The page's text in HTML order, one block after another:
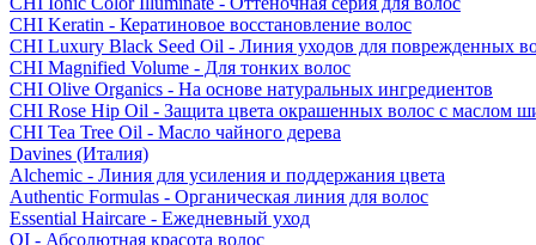
CHI Keratin - Кератиновое восстановление волос
CHI Luxury Black Seed Oil - Линия уходов для поврежденных
CHI Magnified Volume - Для тонких волос
CHI Olive Organics - На основе натуральных ингредиентов
CHI Rose Hip Oil - Защита цвета окрашенных волос с маслом
CHI Tea Tree Oil - Масло чайного дерева
Davines (Италия)
Alchemic - Линия для усиления и поддержания цвета
Authentic Formulas - Органическая линия для волос
Essential Haircare - Eжедневный уход
OI - Абсолютная красота волос